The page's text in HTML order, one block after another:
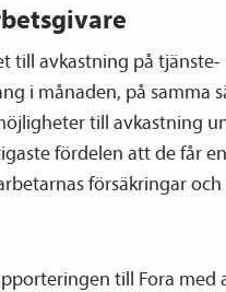
till avkastning på tjänste­­
i månaden, på samma
till avkastning
fördelen att de får en
försäkringar
till Fora med